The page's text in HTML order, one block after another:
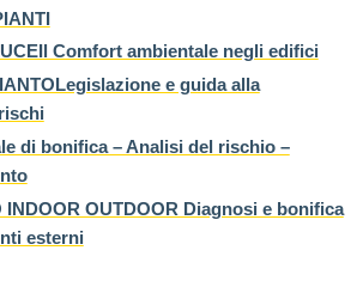
Comfort ambientale negli edifici
e guida alla
di bonifica – Analisi del rischio –
INDOOR OUTDOOR Diagnosi e bonifica
esterni